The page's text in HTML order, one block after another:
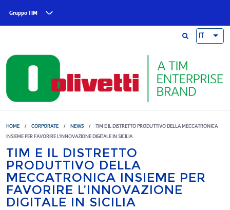
Gruppo TIM
IT
HOME / CORPORATE / NEWS /
TIM E IL DISTRETTO PRODUTTIVO DELLA MECCATRONICA
INSIEME PER FAVORIRE L’INNOVAZIONE DIGITALE IN SICILIA
TIM E IL DISTRETTO
PRODUTTIVO DELLA
MECCATRONICA INSIEME PER
FAVORIRE L’INNOVAZIONE
DIGITALE IN SICILIA